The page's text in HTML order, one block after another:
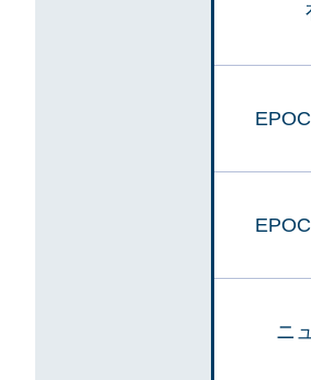
ニ